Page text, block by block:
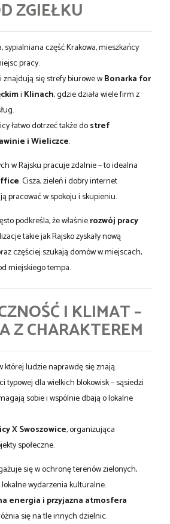
ZGIEŁKU
sypialniana część Krakowa, mieszkańcy
pracy.
znajdują się strefy biurowe wBonarka for
i Klinach, gdzie działa wiele firm z
łatwo dotrzeć także dostref
i Wieliczce.
w Rajsku pracuje zdalnie – to idealna
. Cisza, zieleń i dobry internet
pracować w spokoju i skupieniu.
podkreśla, że właśnierozwój pracy
takie jak Rajsko zyskały nową
częściej szukają domów w miejscach,
miejskiego tempa.
I KLIMAT –
Z CHARAKTEREM
której ludzie naprawdę się znają.
typowej dla wielkich blokowisk – sąsiedzi
sobie i wspólnie dbają o lokalne
X Swoszowice, organizująca
społeczne.
się w ochronę terenów zielonych,
wydarzenia kulturalne.
energia i przyjazna atmosfera
się na tle innych dzielnic.